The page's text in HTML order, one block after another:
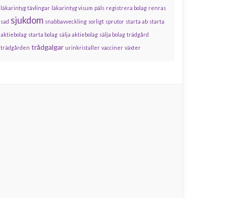
läkarintyg tävlingar läkarintyg visum päls registrera bolag renras
sad sjukdom snabbavveckling sorligt sprutor starta ab starta
aktiebolag starta bolag sälja aktiebolag sälja bolag trädgård
trädgården trådgalgar urinkristaller vacciner växter